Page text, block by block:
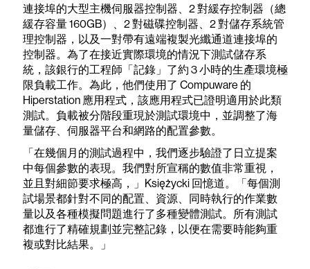
連接埠的大型主機伺服器控制器、2 對緩存控制器（總
緩存容量 160GB）、2 對磁碟控制器、2 對儲存系統管
理控制器，以及一對帶有遠端複製光纖通道連接埠的
控制器。為了在接近實際環境的情況下測試儲存系
統，該銀行的工程師「記錄」了約 3 小時的生產環境極
限負載工作。為此，他們使用了 Compuware 的
Hiperstation 應用程式，該應用程式已證明適用於此類
測試。負載被分階段重現於測試環境中，並調整了海
量儲存、伺服器平台和網路的配置參數。
「在幾個月的測試過程中，我們逐步驗證了日立提案
中每個參數的表現。我們對所宣稱的數值非常重視，
並且對細節要求極高，」Księżycki 回憶道。「每個測
試場景都針對不同的配置、資源、同時執行的作業數
量以及各種模擬問題進行了多種變體測試。所有測試
都進行了精確規劃並完整記錄，以便在需要時能夠重
複或對比結果。」